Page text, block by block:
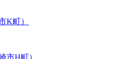
K町）
市H町）